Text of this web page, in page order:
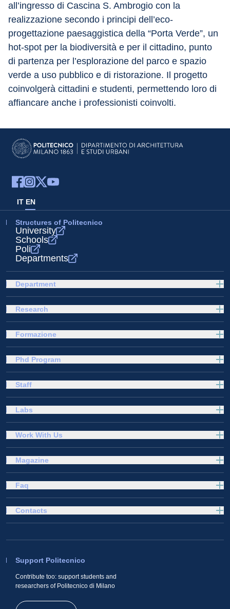
all’ingresso di Cascina S. Ambrogio con la
realizzazione secondo i principi dell’eco-
progettazione paesaggistica della “Porta Verde”, un
hot-spot per la biodiversità e per il cittadino, punto
di partenza per l’esplorazione del parco e spazio
verde a uso pubblico e di ristorazione. Il progetto
coinvolgerà cittadini e studenti, permettendo loro di
affiancare anche i professionisti coinvolti.
IT EN
Structures of Politecnico
University
Schools
Poli
Departments
Department
Research
Formazione
Phd Program
Staff
Labs
Work With Us
Magazine
Faq
Support Politecnico
Contribute too: support students and
researchers of Politecnico di Milano
Contacts